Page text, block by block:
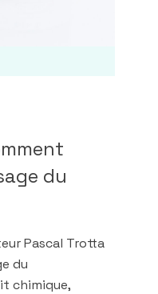
du
Pascal Trotta
du
chimique,